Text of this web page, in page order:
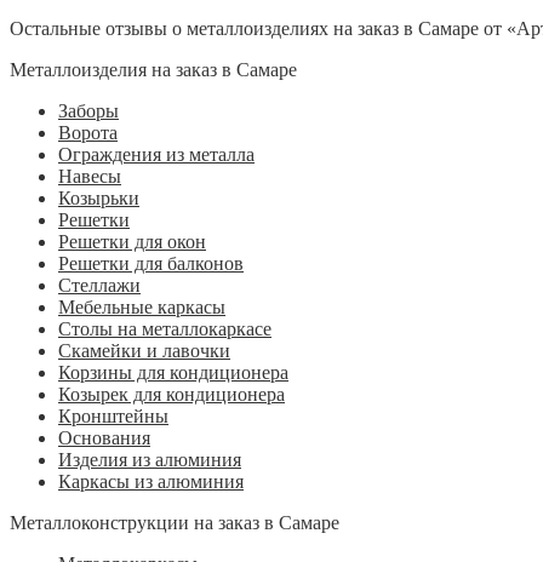
Остальные отзывы о металлоизделиях на заказ в Самаре от
Металлоизделия на заказ в Самаре
Заборы
Ворота
Ограждения из металла
Навесы
Козырьки
Решетки
Решетки для окон
Решетки для балконов
Стеллажи
Мебельные каркасы
Столы на металлокаркасе
Скамейки и лавочки
Корзины для кондиционера
Козырек для кондиционера
Кронштейны
Основания
Изделия из алюминия
Каркасы из алюминия
Металлоконструкции на заказ в Самаре